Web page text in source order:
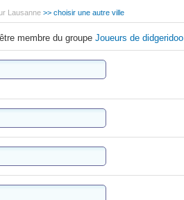
Lausanne >> choisir une autre ville
membre du groupeJoueurs de didgeridoo